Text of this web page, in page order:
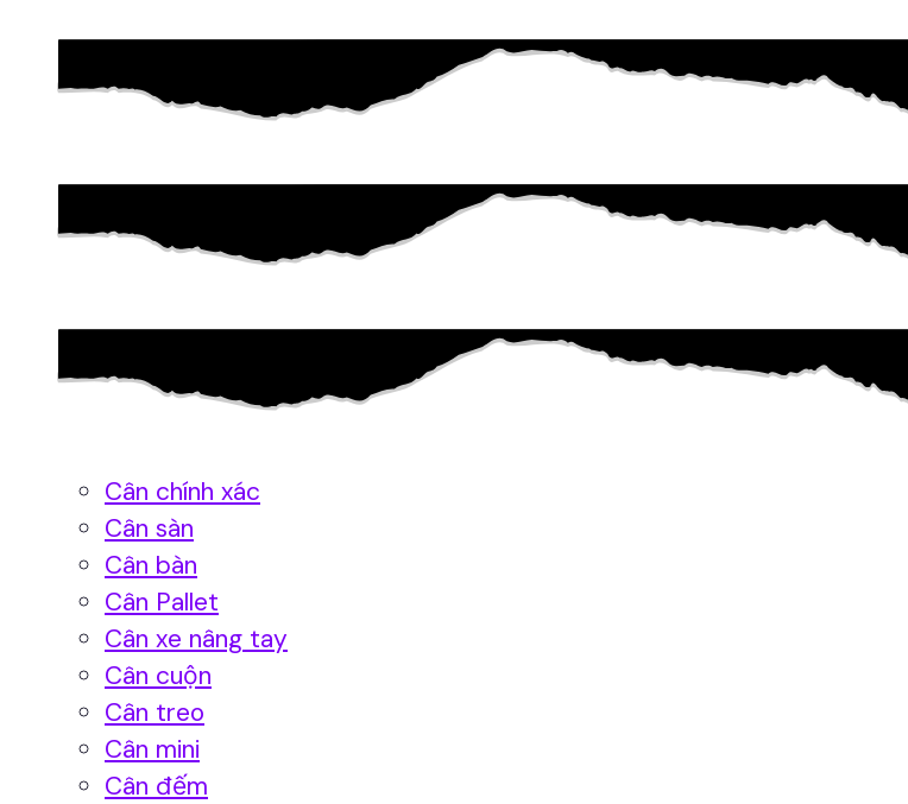
Cân chính xác
Cân sàn
Cân bàn
Cân Pallet
Cân xe nâng tay
Cân cuộn
Cân treo
Cân mini
Cân đếm